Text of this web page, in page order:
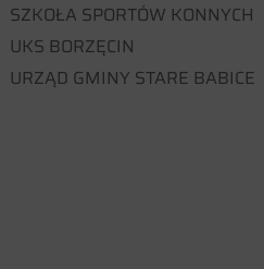
SZKOŁA SPORTÓW KONNYCH
UKS BORZĘCIN
URZĄD GMINY STARE BABICE